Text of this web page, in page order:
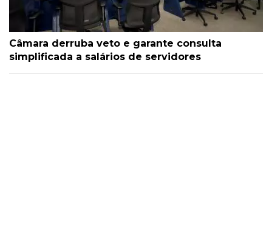
Câmara derruba veto e garante consulta
simplificada a salários de servidores